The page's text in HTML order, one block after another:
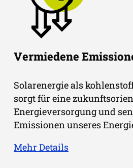
Vermiedene
Solarenergie als
sorgt für eine
Energieversorgung und
Emissionen unseres
Mehr Details